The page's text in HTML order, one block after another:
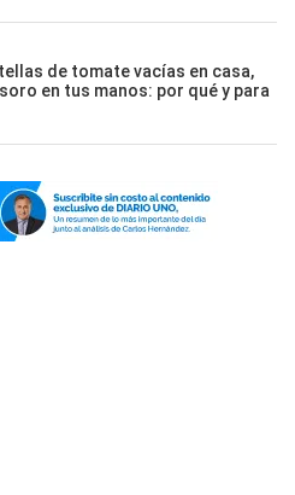
de tomate vacías en casa,
en tus manos: por qué y para